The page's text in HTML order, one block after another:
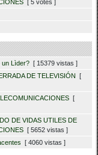
[ 5 votes ]
un Lìder? [ 15379 vistas ]
DE TELEVISIÓN [
[
DE VIDAS UTILES DE
[ 5652 vistas ]
[ 4060 vistas ]